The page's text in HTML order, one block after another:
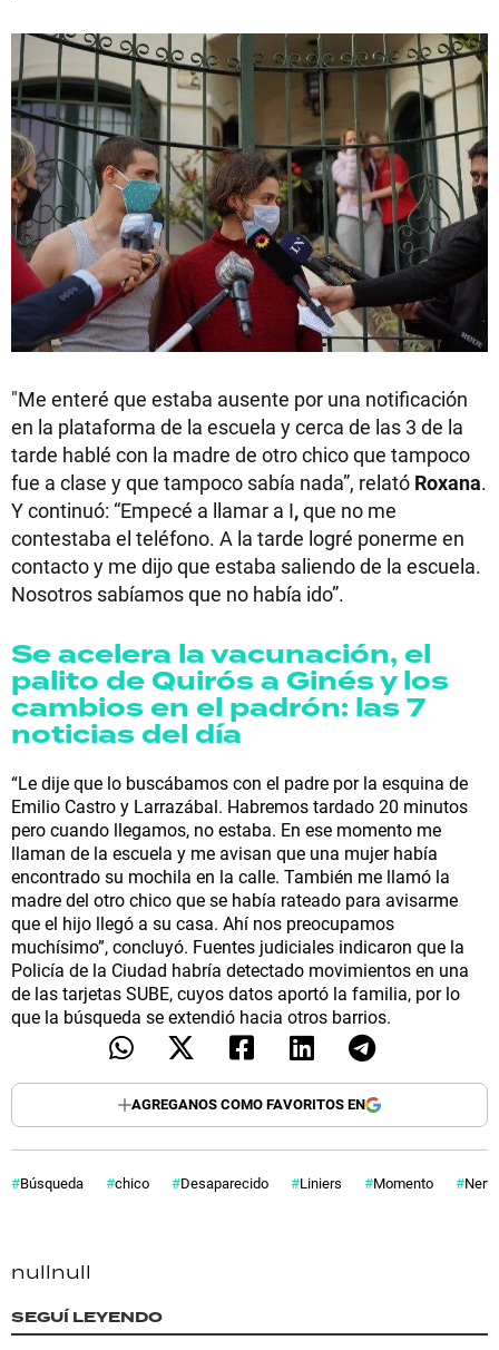
"Me enteré que estaba ausente por una notificación
en la plataforma de la escuela y cerca de las 3 de la
tarde hablé con la madre de otro chico que tampoco
fue a clase y que tampoco sabía nada”, relató Roxana.
Y continuó: “Empecé a llamar a I,que no me
contestaba el teléfono. A la tarde logré ponerme en
contacto y me dijo que estaba saliendo de la escuela.
Nosotros sabíamos que no había ido”.
Se acelera la vacunación, el
palito de Quirós a Ginés y los
cambios en el padrón: las 7
noticias del día
“Le dije que lo buscábamos con el padre por la esquina de
Emilio Castro y Larrazábal. Habremos tardado 20 minutos
pero cuando llegamos, no estaba. En ese momento me
llaman de la escuela y me avisan que una mujer había
encontrado su mochila en la calle. También me llamó la
madre del otro chico que se había rateado para avisarme
que el hijo llegó a su casa. Ahí nos preocupamos
muchísimo”, concluyó. Fuentes judiciales indicaron que la
Policía de la Ciudad habría detectado movimientos en una
de las tarjetas SUBE, cuyos datos aportó la familia, por lo
que la búsqueda se extendió hacia otros barrios.
AGREGANOS COMO FAVORITOS EN
Búsqueda chico Desaparecido Liniers Momento
nullnull
SEGUÍ LEYENDO